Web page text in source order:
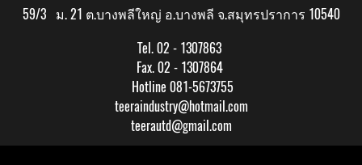
59/3 ม. 21 ต.บางพลีใหญ่ อ.บางพลี จ.สมุทรปราการ 10540
Tel. 02 - 1307863
Fax. 02 - 1307864
Hotline 081-5673755
teeraindustry@hotmail.com
teerautd@gmail.com